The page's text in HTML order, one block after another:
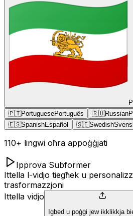
🇵🇹PortuguesePortuguês 🇷🇺Russian
🇪🇸SpanishEspañol 🇸🇪Swedish
110+ lingwi oħra appoġġjati
Ipprova Subformer
Ittella l-vidjo tiegħek u
trasformazzjoni
Ittella vidjo
Iġbed u poġġi jew ikklikkja